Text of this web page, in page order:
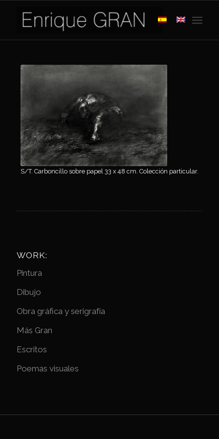
S/T. Carboncillo sobre papel 33 x 48 cm. Colección particular.
WORK:
Pintura
Dibujo
Obra gráfica y serigrafía
Más Gran
Escritos
Poemas visuales